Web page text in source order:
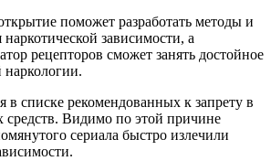
поможет разработать методы и
наркотической зависимости, а
рецепторов сможет занять достойное
наркологии.
в списке рекомендованных к запрету в
Видимо по этой причине
сериала быстро излечили